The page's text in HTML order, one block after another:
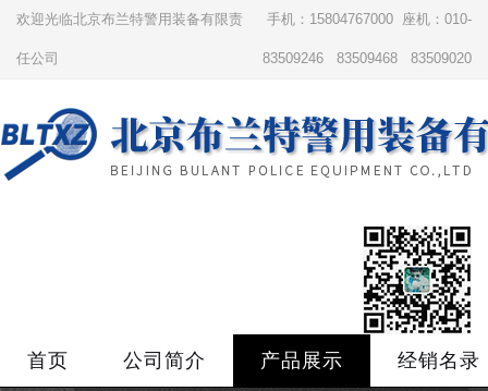
欢迎光临北京布兰特警用装备有限责
任公司
手机：15804767000 座机：010-
83509246 83509468 83509020
首页 公司简介 产品展示 经销名录